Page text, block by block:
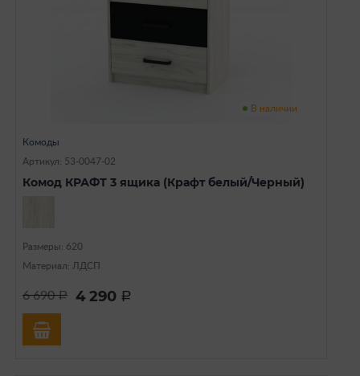
В наличии
Комоды
Артикул: 53-0047-02
Комод КРАФТ 3 ящика (Крафт белый/Черный)
Размеры: 620
Материал: ЛДСП
6 690a 4 290 a